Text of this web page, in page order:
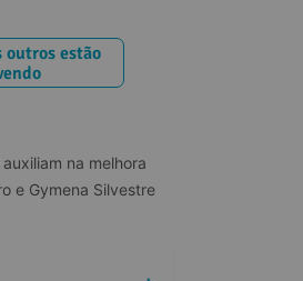
outros estão
na melhora
e Gymena Silvestre